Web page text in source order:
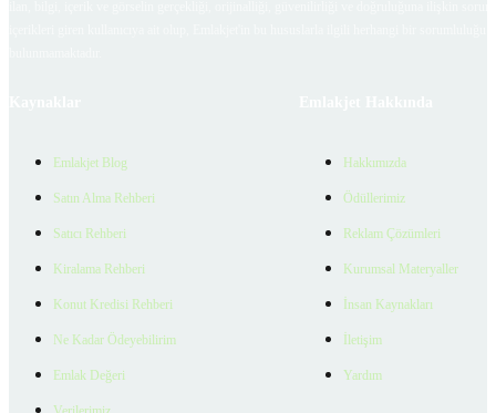
Emlakjet Blog
Satın Alma Rehberi
Satıcı Rehberi
Kiralama Rehberi
Konut Kredisi Rehberi
Ne Kadar Ödeyebilirim
Emlak Değeri
Hakkımızda
Ödüllerimiz
Reklam Çözümleri
Kurumsal Materyaller
İnsan Kaynakları
İletişim
Yardım